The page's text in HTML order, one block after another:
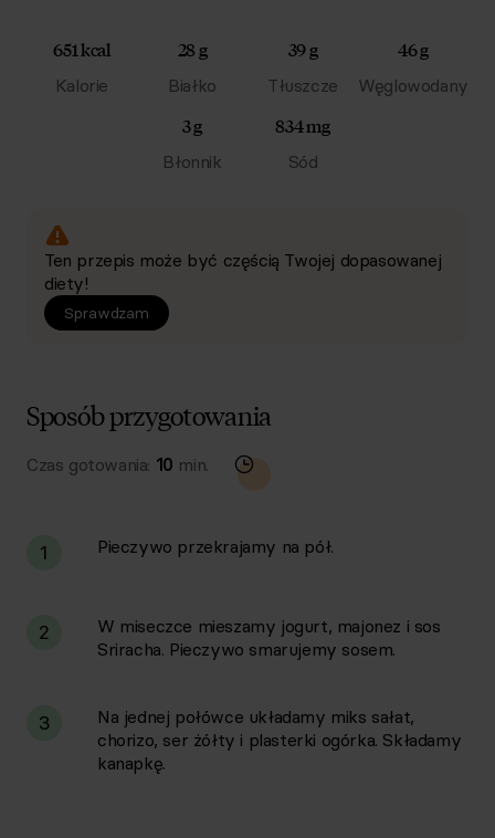
651 kcal
Kalorie
28 g
Białko
39 g
Tłuszcze
46 g
Węglowodany
3 g
Błonnik
834 mg
Sód
Ten przepis może być częścią Twojej dopasowanej
diety!
Sprawdzam
Sposób przygotowania
Czas gotowania: 10 min.
1 Pieczywo przekrajamy na pół.
2
W miseczce mieszamy jogurt, majonez i sos
Sriracha. Pieczywo smarujemy sosem.
3
Na jednej połówce układamy miks sałat,
chorizo, ser żółty i plasterki ogórka. Składamy
kanapkę.